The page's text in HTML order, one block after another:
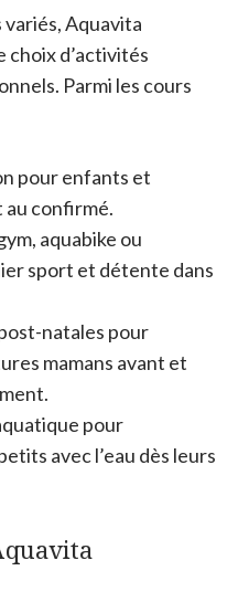
variés, Aquavita
choix d’activités
Parmi les cours
pour enfants et
au confirmé.
aquabike ou
sport et détente dans
natales pour
mamans avant et
pour
avec l’eau dès leurs